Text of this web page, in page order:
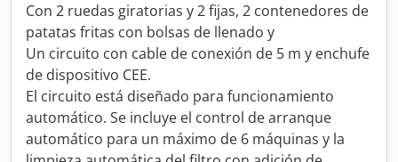
Con 2 ruedas giratorias y 2 fijas, 2 contenedores de
patatas fritas con bolsas de llenado y
Un circuito con cable de conexión de 5 m y enchufe
de dispositivo CEE.
El circuito está diseñado para funcionamiento
automático. Se incluye el control de arranque
automático para un máximo de 6 máquinas y la